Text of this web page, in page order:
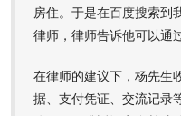
房住。于是在百度搜索到
律师，律师告诉他可以通
在律师的建议下，杨先生
据、支付凭证、交流记录